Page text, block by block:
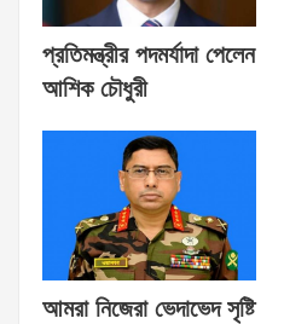
প্রতিমন্ত্রীর পদমর্যাদা পেলেন
আশিক চৌধুরী
আমরা নিজেরা ভেদাভেদ সৃষ্টি